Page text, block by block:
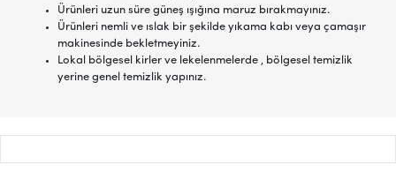
Ürünleri uzun süre güneş ışığına maruz bırakmayınız.
Ürünleri nemli ve ıslak bir şekilde yıkama kabı veya çamaşır
makinesinde bekletmeyiniz.
Lokal bölgesel kirler ve lekelenmelerde , bölgesel temizlik
yerine genel temizlik yapınız.